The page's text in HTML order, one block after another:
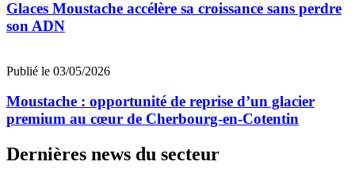
Glaces Moustache accélère sa croissance sans perdre
son ADN
Publié le 03/05/2026
Moustache : opportunité de reprise d’un glacier
premium au cœur de Cherbourg-en-Cotentin
Dernières news du secteur